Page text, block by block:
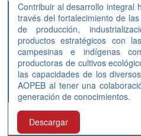
Contribuir al desarrollo integral
través del fortalecimiento de
de producción,
productos estratégicos con
campesinas e indígenas
productoras de cultivos
las capacidades de los
AOPEB al tener una
generación de conocimientos.
Descargar